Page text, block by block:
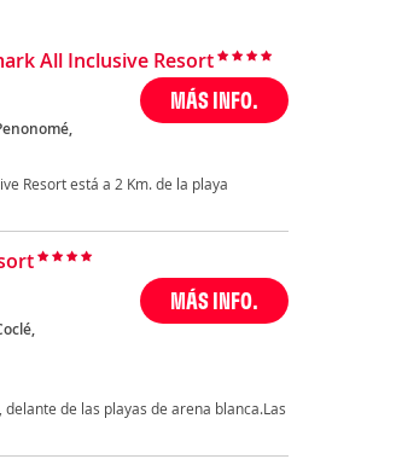
All Inclusive Resort
MÁS INFO.
Resort está a 2 Km. de la playa
MÁS INFO.
de las playas de arena blanca.Las